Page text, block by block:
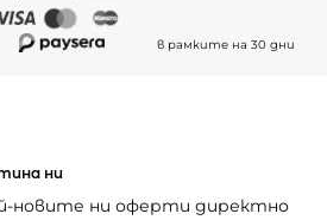
в рамките на 30 дни
ни
новите ни оферти директно